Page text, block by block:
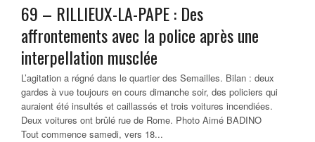
69 – RILLIEUX-LA-PAPE : Des
affrontements avec la police après une
interpellation musclée
L’agitation a régné dans le quartier des Semailles. Bilan : deux
gardes à vue toujours en cours dimanche soir, des policiers qui
auraient été insultés et caillassés et trois voitures incendiées.
Deux voitures ont brûlé rue de Rome. Photo Aimé BADINO
Tout commence samedi, vers 18...